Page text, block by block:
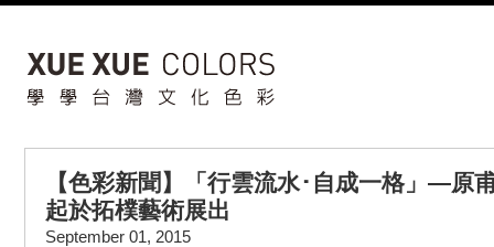
【色彩新聞】「行雲流水･自成一格」—原
起於拓樸藝術展出
September 01, 2015